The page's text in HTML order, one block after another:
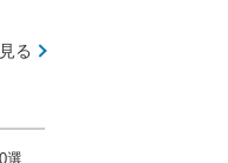
る
選